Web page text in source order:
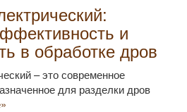
и
в обработке дров
– это современное
для разделки дров